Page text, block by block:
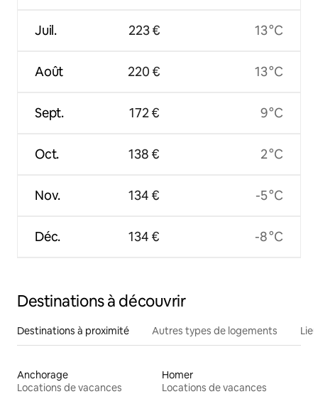
Juil.
Août
Sept.
Oct.
Nov.
Déc.
223 €
220 €
172 €
138 €
134 €
134 €
13 °C
13 °C
9 °C
2 °C
-5 °C
-8 °C
Destinations à découvrir
Destinations à proximité Autres types de logements
Anchorage
Locations de vacances
Homer
Locations de vacances